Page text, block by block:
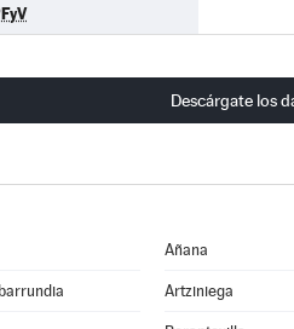
Descárgate los
Añana
Artziniega